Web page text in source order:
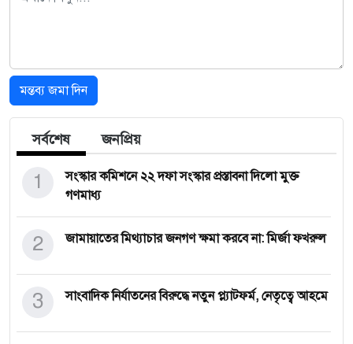
মন্তব্য জমা দিন
সর্বশেষ জনপ্রিয়
সংস্কার কমিশনে ২২ দফা সংস্কার প্রস্তাবনা দিলো মুক্ত
গণমাধ্য
1
জামায়াতের মিথ্যাচার জনগণ ক্ষমা করবে না: মির্জা ফখরুল
2
সাংবাদিক নির্যাতনের বিরুদ্ধে নতুন প্ল্যাটফর্ম, নেতৃত্বে আহমে
3